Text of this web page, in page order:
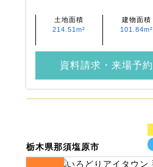
土地面積
214.51m²
建物面積
101.84m²
資料請求・来場予約
栃木県那須塩原市